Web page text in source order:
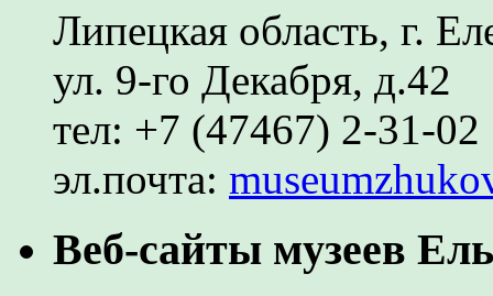
Липецкая область, г.
ул. 9-го Декабря, д.42
тел: +7 (47467) 2-31-02
эл.почта:
Веб-сайты музеев